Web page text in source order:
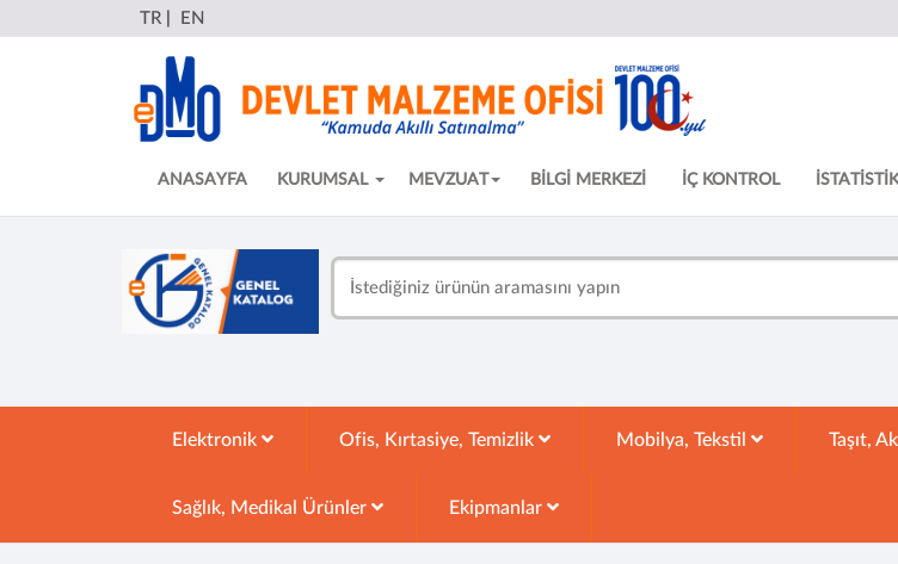
TR EN
ANASAYFA KURUMSAL MEVZUAT BİLGİ MERKEZİ İÇ KONTROL
Elektronik Ofis, Kırtasiye, Temizlik Mobilya, Tekstil Taşıt,
Sağlık, Medikal Ürünler Ekipmanlar